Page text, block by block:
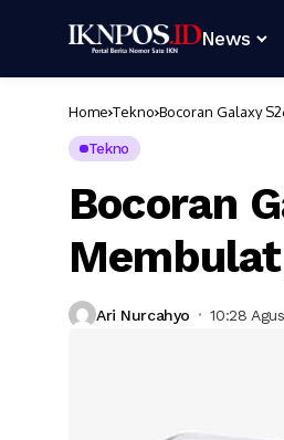
News
Home Tekno Bocoran Galaxy
Tekno
Bocoran
Ari Nurcahyo 10:28